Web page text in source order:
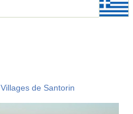
Villages de Santorin